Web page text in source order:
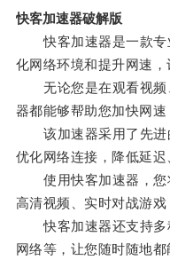
快客加速器破解版
快客加速器是一款专
化网络环境和提升网速，
无论您是在观看视频
器都能够帮助您加快网速
该加速器采用了先进
优化网络连接，降低延迟
使用快客加速器，您
高清视频、实时对战游戏
快客加速器还支持多
网络等，让您随时随地都